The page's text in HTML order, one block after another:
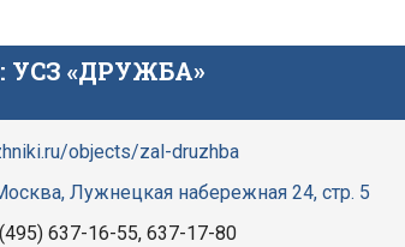
«ДРУЖБА»
objects/zal-druzhba
Лужнецкая набережная 24, стр. 5
637-16-55, 637-17-80